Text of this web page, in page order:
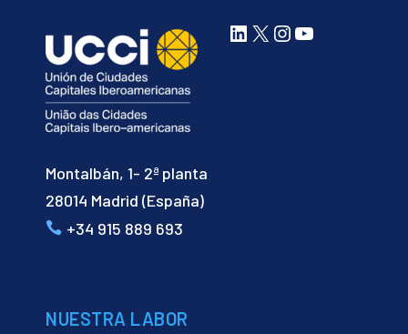
Montalbán, 1- 2ª planta
28014 Madrid (España)
+34 915 889 693
LinkedIn
X Instagram
YouTube
NUESTRA LABOR